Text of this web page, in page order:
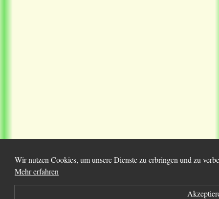
Wir nutzen Cookies, um unsere Dienste zu erbringen und zu
Mehr erfahren